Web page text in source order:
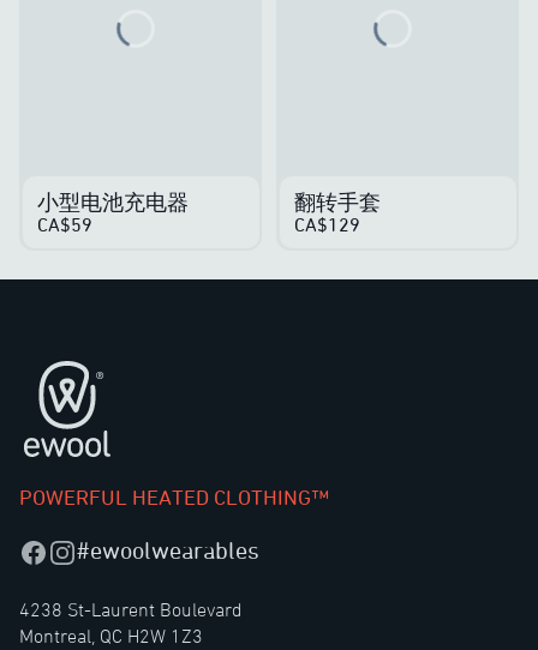
小型电池充电器
CA$59
翻转手套
CA$129
页脚
POWERFUL HEATED CLOTHING™
Facebook
Instagram
#ewoolwearables
4238 St-Laurent Boulevard
Montreal, QC H2W 1Z3